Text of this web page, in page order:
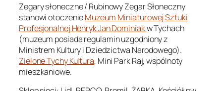
Zegary słoneczne / Rubinowy Zegar Słoneczny
stanowi otoczenieMuzeum Miniaturowej Sztuki
Profesjonalnej Henryk Jan Dominiakw Tychach
(muzeum posiada regulamin uzgodniony z
Ministrem Kultury i Dziedzictwa Narodowego).
Zielone Tychy Kultura, Mini Park Raj, wspólnoty
mieszkaniowe.